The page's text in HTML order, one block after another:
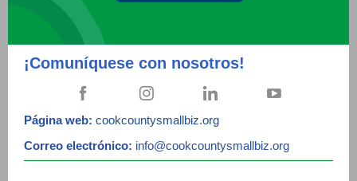
¡Comuníquese con nosotros!
Página web: cookcountysmallbiz.org
Correo electrónico: info@cookcountysmallbiz.org